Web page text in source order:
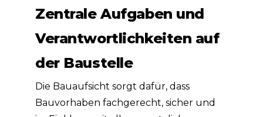
Zentrale Aufgaben und
Verantwortlichkeiten auf
der Baustelle
Die Bauaufsicht sorgt dafür, dass
Bauvorhaben fachgerecht, sicher und